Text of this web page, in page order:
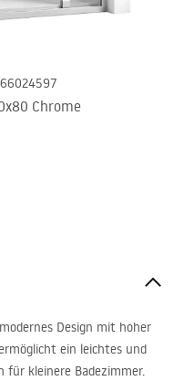
Chrome
Design mit hoher
ein leichtes und
für kleinere Badezimmer.